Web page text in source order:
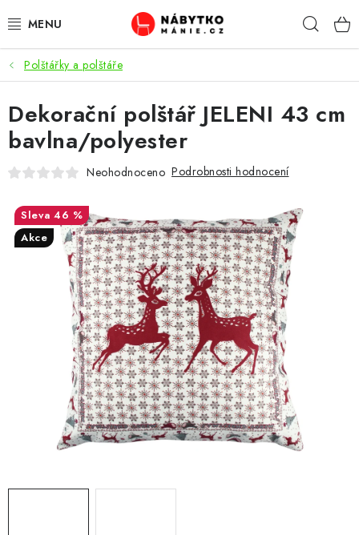
na
OBÝVACÍ POKOJ
KUCHYŇ A JÍDELNA
LOŽNICE
KANCELÁŘ / PRACOVNA
KOUPELNA A WC
CHOVATELSKÉ POTŘEBY
DOPLŇKY A DEKORACE
ZAHRADA
OSTATNÍ
Polštářky a polštáře
Dekorační polštář JELENI 43 cm
bavlna/polyester
Neohodnoceno Podrobnosti hodnocení
46 %
Akce